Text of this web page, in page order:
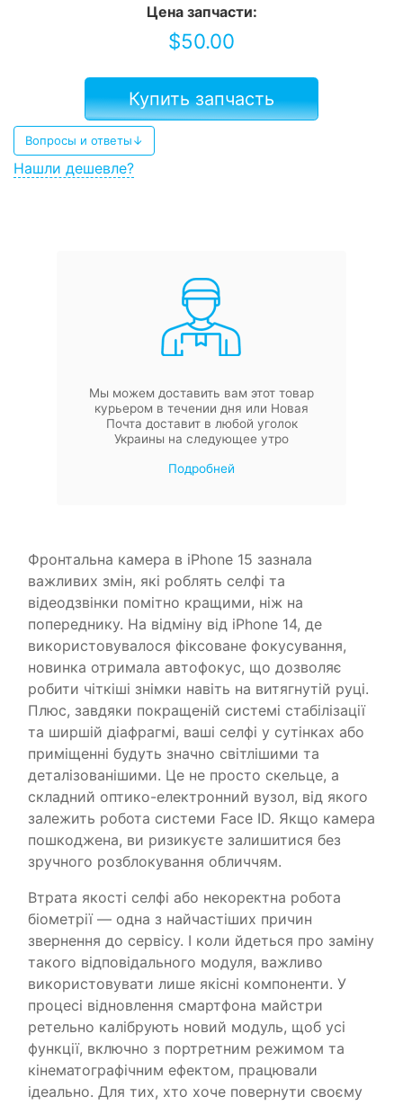
Цена запчасти:
$50.00
Купить запчасть
Вопросы и ответы↓
Нашли дешевле?
Мы можем доставить вам этот товар
курьером в течении дня или Новая
Почта доставит в любой уголок
Украины на следующее утро
Подробней
Фронтальна камера в iPhone 15 зазнала
важливих змін, які роблять селфі та
відеодзвінки помітно кращими, ніж на
попереднику. На відміну від iPhone 14, де
використовувалося фіксоване фокусування,
новинка отримала автофокус, що дозволяє
робити чіткіші знімки навіть на витягнутій руці.
Плюс, завдяки покращеній системі стабілізації
та ширшій діафрагмі, ваші селфі у сутінках або
приміщенні будуть значно світлішими та
деталізованішими. Це не просто скельце, а
складний оптико-електронний вузол, від якого
залежить робота системи Face ID. Якщо камера
пошкоджена, ви ризикуєте залишитися без
зручного розблокування обличчям.
Втрата якості селфі або некоректна робота
біометрії — одна з найчастіших причин
звернення до сервісу. І коли йдеться про заміну
такого відповідального модуля, важливо
використовувати лише якісні компоненти. У
процесі відновлення смартфона майстри
ретельно калібрують новий модуль, щоб усі
функції, включно з портретним режимом та
кінематографічним ефектом, працювали
ідеально. Для тих, хто хоче повернути своєму